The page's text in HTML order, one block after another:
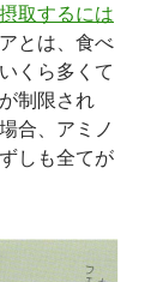
取するには
とは、食べ
くら多くて
制限され
合、アミノ
しも全てが